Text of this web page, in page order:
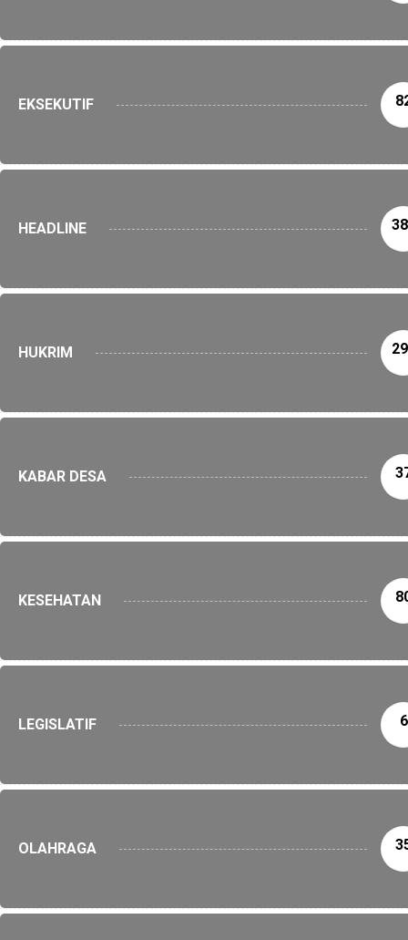
EKSEKUTIF
HEADLINE
HUKRIM
KABAR DESA
KESEHATAN
LEGISLATIF 6
OLAHRAGA